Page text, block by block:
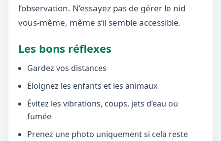
l’observation. N’essayez pas de gérer le nid
vous-même, même s’il semble accessible.
Les bons réflexes
Gardez vos distances
Éloignez les enfants et les animaux
Évitez les vibrations, coups, jets d’eau ou
fumée
Prenez une photo uniquement si cela reste